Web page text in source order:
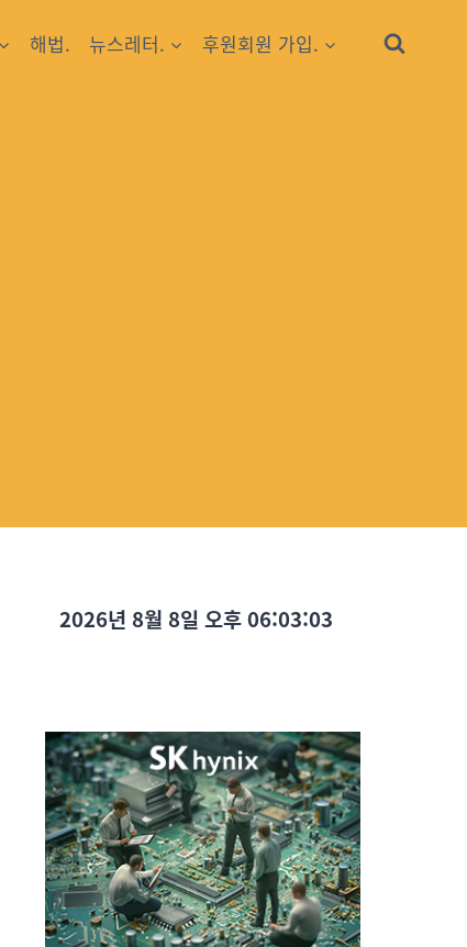
해법. 뉴스레터. 후원회원 가입.
2026년 8월 8일 오후 06:03:04